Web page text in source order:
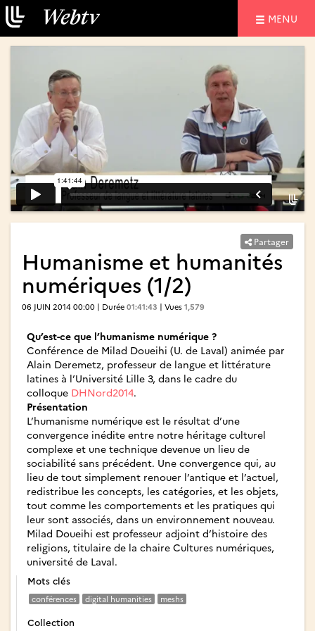
MENU
Partager
Humanisme et humanités
numériques (1/2)
06 JUIN 2014 00:00 | Durée 01:41:43 | Vues 1,579
Qu’est-ce que l’humanisme numérique ?
Conférence de Milad Doueihi (U. de Laval) animée par
Alain Deremetz, professeur de langue et littérature
latines à l’Université Lille 3, dans le cadre du
colloque DHNord2014.
Présentation
L’humanisme numérique est le résultat d’une
convergence inédite entre notre héritage culturel
complexe et une technique devenue un lieu de
sociabilité sans précédent. Une convergence qui, au
lieu de tout simplement renouer l’antique et l’actuel,
redistribue les concepts, les catégories, et les objets,
tout comme les comportements et les pratiques qui
leur sont associés, dans un environnement nouveau.
Milad Doueihi est professeur adjoint d’histoire des
religions, titulaire de la chaire Cultures numériques,
université de Laval.
Mots clés
conférences digital humanities meshs
Collection